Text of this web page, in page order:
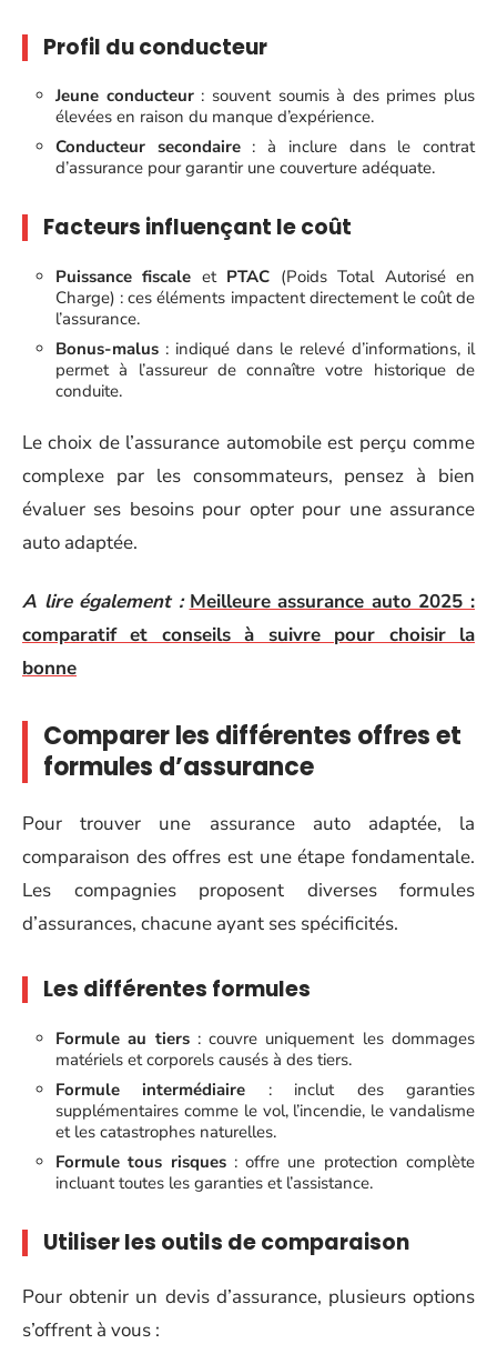
Profil du conducteur
Jeune conducteur: souvent soumis à des primes plus
élevées en raison du manque d’expérience.
Conducteur secondaire: à inclure dans le contrat
d’assurance pour garantir une couverture adéquate.
Facteurs influençant le coût
Puissance fiscale et PTAC (Poids Total Autorisé en
Charge) : ces éléments impactent directement le coût de
l’assurance.
Bonus-malus : indiqué dans le relevé d’informations, il
permet à l’assureur de connaître votre historique de
conduite.
Le choix de l’assurance automobile est perçu comme
complexe par les consommateurs, pensez à bien
évaluer ses besoins pour opter pour une assurance
auto adaptée.
A lire également : Meilleure assurance auto 2025 :
comparatif et conseils à suivre pour choisir la
bonne
Comparer les différentes offres et
formules d’assurance
Pour trouver une assurance auto adaptée, la
comparaison des offres est une étape fondamentale.
Les compagnies proposent diverses formules
d’assurances, chacune ayant ses spécificités.
Les différentes formules
Formule au tiers: couvre uniquement les dommages
matériels et corporels causés à des tiers.
Formule intermédiaire : inclut des garanties
supplémentaires comme le vol, l’incendie, le vandalisme
et les catastrophes naturelles.
Formule tous risques: offre une protection complète
incluant toutes les garanties et l’assistance.
Utiliser les outils de comparaison
Pour obtenir un devis d’assurance, plusieurs options
s’offrent à vous :